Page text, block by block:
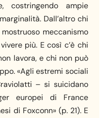
costringendo ampie
Dall’altro chi
meccanismo
più. E così c’è chi
lavora, e chi non può
«Agli estremi sociali
– si suicidano
europei di France
di Foxconn» (p. 21). E